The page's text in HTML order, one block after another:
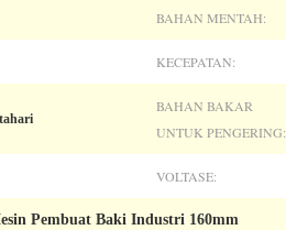
BAHAN MENTAH:
KECEPATAN:
BAHAN BAKAR
UNTUK PENGERING:
VOLTASE:
Pembuat Baki Industri 160mm